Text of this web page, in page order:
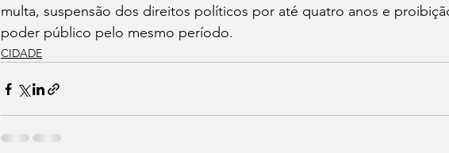
multa, suspensão dos direitos políticos por até quatro anos e
poder público pelo mesmo período.
CIDADE